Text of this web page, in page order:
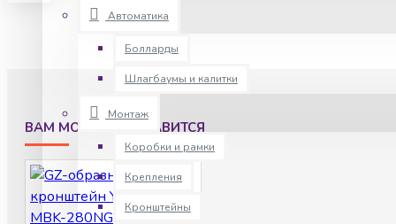
Автоматика
Болларды
Шлагбаумы и калитки
Монтаж
Коробки и рамки
Крепления
Кронштейны
ВАМ МОЖЕТ ПОНРАВИТСЯ